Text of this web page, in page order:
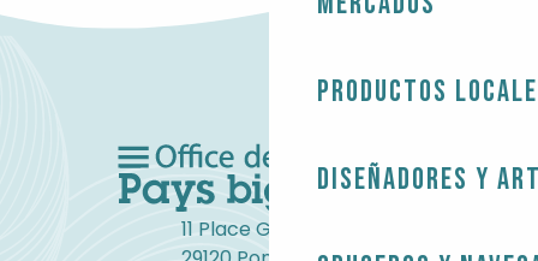
Productos
Diseñadores y
11 Place Gambetta